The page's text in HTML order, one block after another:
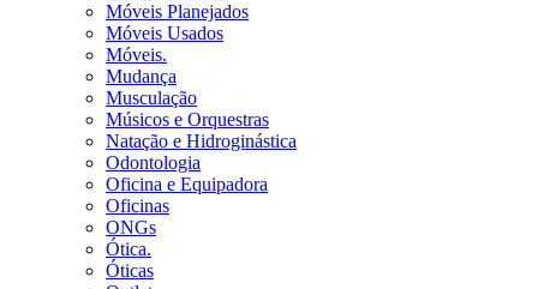
Móveis Planejados
Móveis Usados
Móveis.
Mudança
Musculação
Músicos e Orquestras
Natação e Hidroginástica
Odontologia
Oficina e Equipadora
Oficinas
ONGs
Ótica.
Óticas